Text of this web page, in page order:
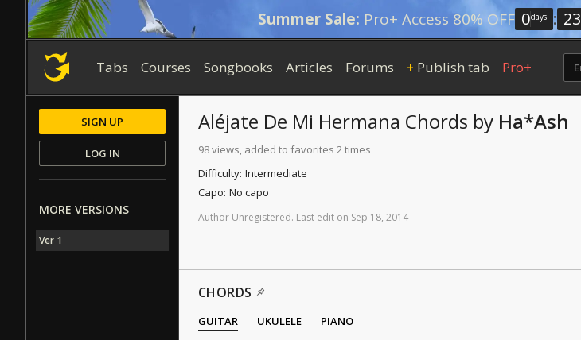
Summer Sale: Pro+ Access 80% OFF 0days : 23
Tabs Courses Songbooks Articles Forums + Publish tab Pro+
Aléjate De Mi Hermana Chords by Ha*Ash
98 views, added to favorites 2 times
Difficulty: Intermediate
Capo: No capo
Author Unregistered. Last edit on Sep 18, 2014
CHORDS
GUITAR UKULELE
PIANO
SIGN UP
LOG IN
MORE VERSIONS
Ver 1